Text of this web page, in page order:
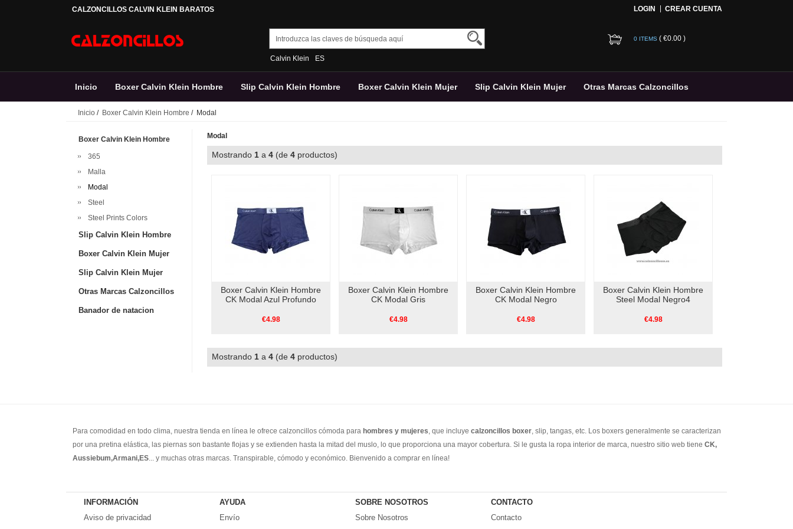
CALZONCILLOS CALVIN KLEIN BARATOS LOGIN CREAR CUENTA
Calvin Klein ES
0 ITEMS ( €0.00 )
Inicio Boxer Calvin Klein Hombre Slip Calvin Klein Hombre Boxer Calvin Klein Mujer Slip Calvin Klein Mujer Otras Marcas Calzoncillos
Banador de natacion
Inicio / Boxer Calvin Klein Hombre / Modal
Boxer Calvin Klein Hombre
365
Malla
Modal
Steel
Steel Prints Colors
Slip Calvin Klein Hombre
Boxer Calvin Klein Mujer
Slip Calvin Klein Mujer
Otras Marcas Calzoncillos
Banador de natacion
Modal
Mostrando 1 a 4 (de 4 productos)
Boxer Calvin Klein Hombre
CK Modal Azul Profundo
€4.98
Boxer Calvin Klein Hombre
CK Modal Gris
€4.98
Boxer Calvin Klein Hombre
CK Modal Negro
€4.98
Boxer Calvin Klein Hombre
Steel Modal Negro4
€4.98
Mostrando 1 a 4 (de 4 productos)
Para comodidad en todo clima, nuestra tienda en línea le ofrece calzoncillos cómoda para hombres y mujeres, que incluye calzoncillos boxer, slip, tangas, etc. Los boxers generalmente se caracterizan
por una pretina elástica, las piernas son bastante flojas y se extienden hasta la mitad del muslo, lo que proporciona una mayor cobertura. Si le gusta la ropa interior de marca, nuestro sitio web tiene CK,
Aussiebum,Armani,ES... y muchas otras marcas. Transpirable, cómodo y económico. Bienvenido a comprar en línea!
INFORMACIÓN
Aviso de privacidad
AYUDA
Envío
SOBRE NOSOTROS
Sobre Nosotros
CONTACTO
Contacto